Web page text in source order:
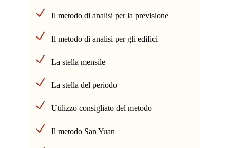
Il metodo di analisi per la previsione
Il metodo di analisi per gli edifici
La stella mensile
La stella del periodo
Utilizzo consigliato del metodo
Il metodo San Yuan